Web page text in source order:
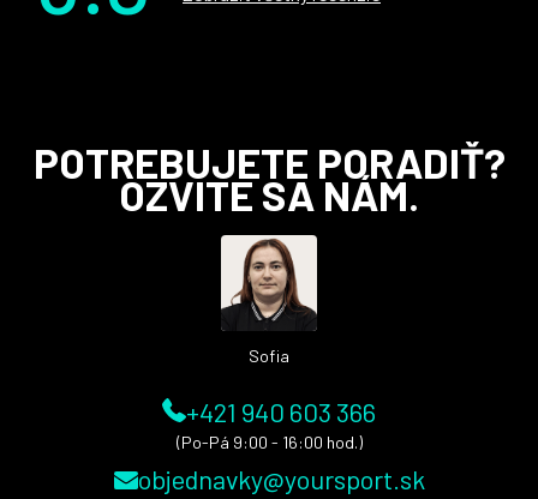
POTREBUJETE PORADIŤ?
OZVITE SA NÁM.
Sofia
+421 940 603 366
(Po-Pá 9:00 - 16:00 hod.)
objednavky@yoursport.sk